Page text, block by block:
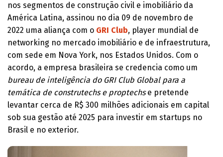
nos segmentos de construção civil e imobiliário da
América Latina, assinou no dia 09 de novembro de
2022 uma aliança com o GRI Club, player mundial de
networking no mercado imobiliário e de infraestrutura,
com sede em Nova York, nos Estados Unidos. Com o
acordo, a empresa brasileira se credencia como um
bureau de inteligência do GRI Club Global para a
temática de construtechs e proptechse pretende
levantar cerca de R$ 300 milhões adicionais em capital
sob sua gestão até 2025 para investir em startups no
Brasil e no exterior.